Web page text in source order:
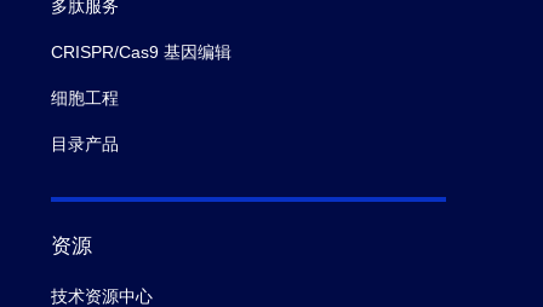
多肽服务
CRISPR/Cas9 基因编辑
细胞工程
目录产品
资源
技术资源中心